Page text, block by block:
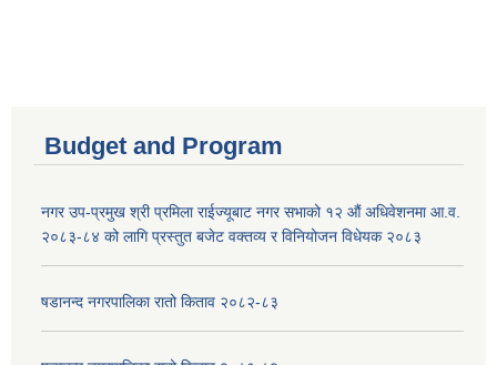
Budget and Program
नगर उप-प्रमुख श्री प्रमिला राईज्यूबाट नगर सभाको १२ ‍औं अधिवेशनमा आ.व.
२०८३-८४ को लागि प्रस्तुत बजेट वक्तव्य र विनियोजन विधेयक २०८३
षडानन्द नगरपालिका रातो किताव २०८२-८३